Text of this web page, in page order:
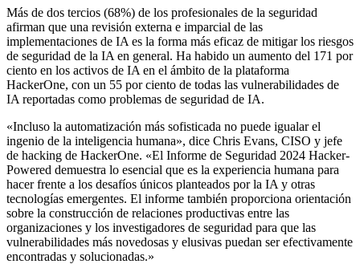
Más de dos tercios (68%) de los profesionales de la seguridad
afirman que una revisión externa e imparcial de las
implementaciones de IA es la forma más eficaz de mitigar los riesgos
de seguridad de la IA en general. Ha habido un aumento del 171 por
ciento en los activos de IA en el ámbito de la plataforma
HackerOne, con un 55 por ciento de todas las vulnerabilidades de
IA reportadas como problemas de seguridad de IA.
«Incluso la automatización más sofisticada no puede igualar el
ingenio de la inteligencia humana», dice Chris Evans, CISO y jefe
de hacking de HackerOne. «El Informe de Seguridad 2024 Hacker-
Powered demuestra lo esencial que es la experiencia humana para
hacer frente a los desafíos únicos planteados por la IA y otras
tecnologías emergentes. El informe también proporciona orientación
sobre la construcción de relaciones productivas entre las
organizaciones y los investigadores de seguridad para que las
vulnerabilidades más novedosas y elusivas puedan ser efectivamente
encontradas y solucionadas.»